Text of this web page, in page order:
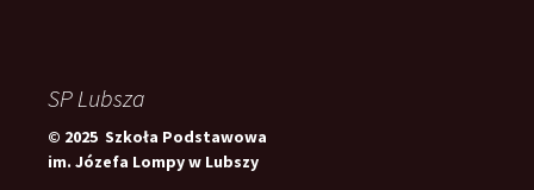
SP Lubsza
© 2025 Szkoła Podstawowa
im. Józefa Lompy w Lubszy